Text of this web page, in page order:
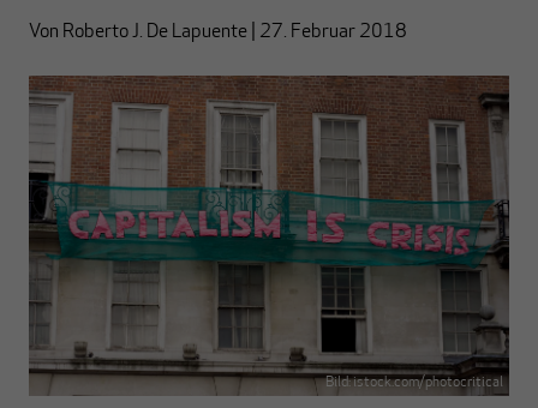
Von Roberto J. De Lapuente 27. Februar 2018
Bild: istock.com/photocritical